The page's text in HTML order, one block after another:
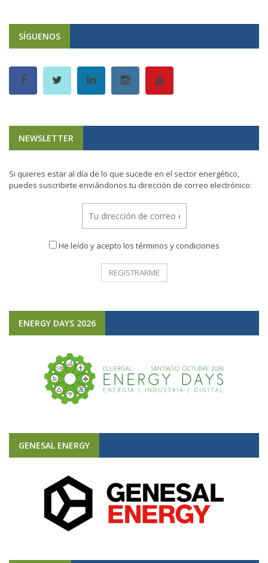
SÍGUENOS
NEWSLETTER
Si quieres estar al día de lo que sucede en el sector energético,
puedes suscribirte enviándonos tu dirección de correo electrónico:
He leído y acepto los términos y condiciones
ENERGY DAYS 2026
GENESAL ENERGY